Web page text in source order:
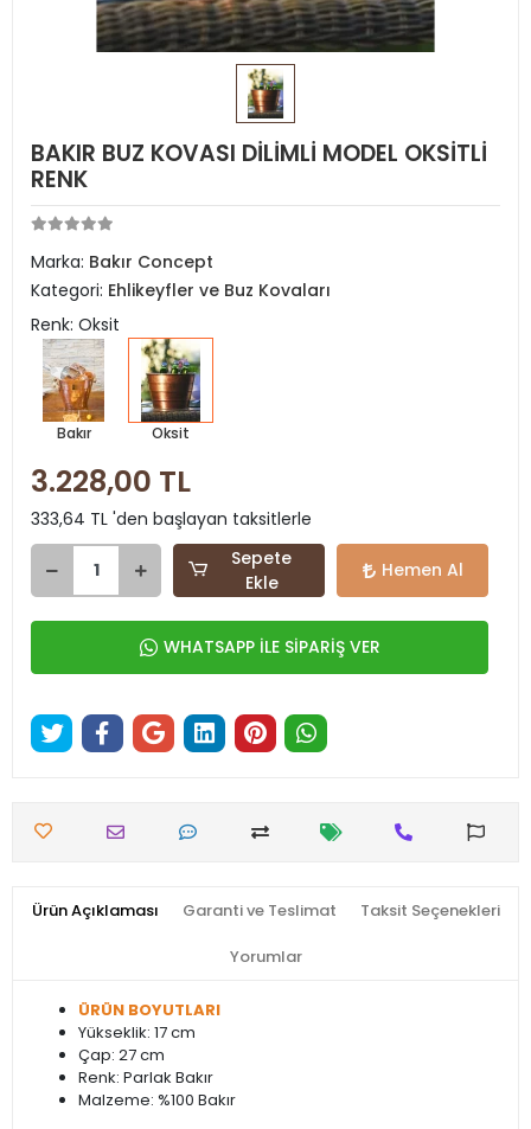
BAKIR BUZ KOVASI DİLİMLİ MODEL OKSİTLİ
RENK
Marka: Bakır Concept
Kategori: Ehlikeyfler ve Buz Kovaları
Renk: Oksit
Bakır Oksit
3.228,00 TL
333,64 TL 'den başlayan taksitlerle
Sepete
Ekle
Hemen Al
WHATSAPP İLE SİPARİŞ VER
Ürün Açıklaması Garanti ve Teslimat Taksit Seçenekleri
Yorumlar
ÜRÜN BOYUTLARI
Yükseklik: 17 cm
Çap: 27 cm
Renk: Parlak Bakır
Malzeme: %100 Bakır